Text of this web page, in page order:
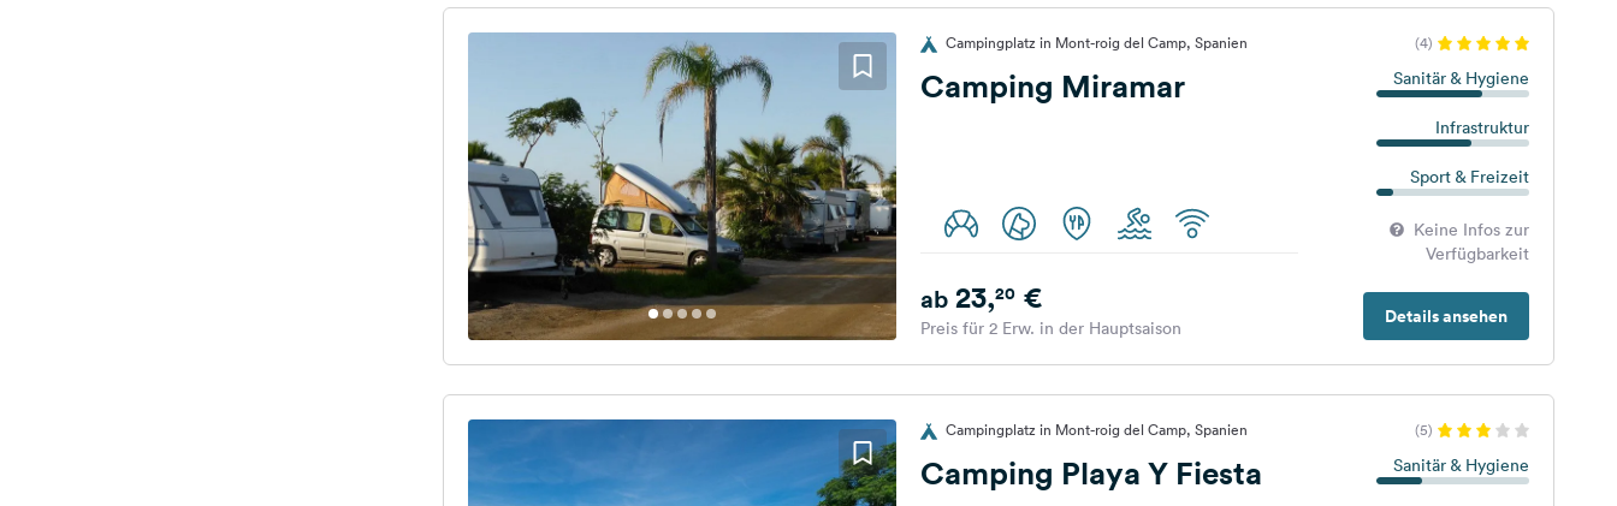
Campingplatz in Mont-roig del Camp, Spanien (4)
Camping Miramar Sanitär & Hygiene
Infrastruktur
Sport & Freizeit
Keine Infos zur
Verfügbarkeit
Details ansehen
ab23,20€
Preis für 2 Erw. in der Hauptsaison
Campingplatz in Mont-roig del Camp, Spanien (5)
Camping Playa Y Fiesta Sanitär & Hygiene